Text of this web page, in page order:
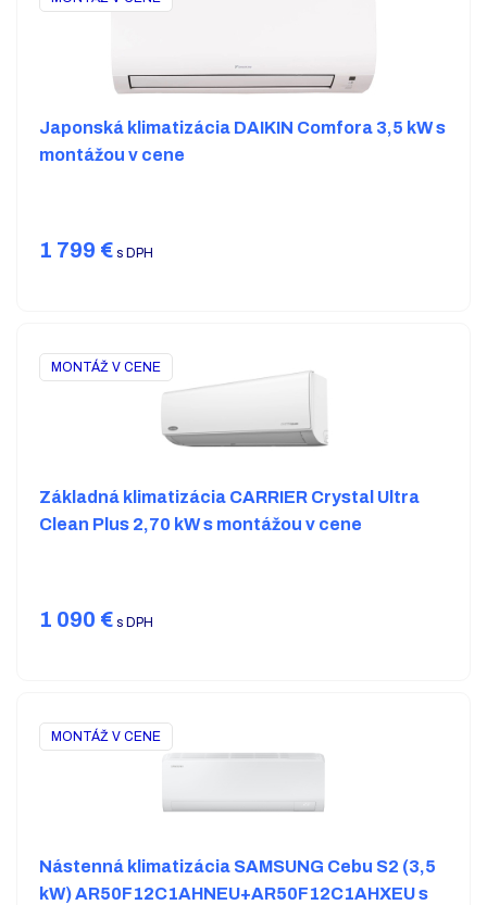
Japonská klimatizácia DAIKIN Comfora 3,5 kW s
montážou v cene
1 799 € s DPH
MONTÁŽ V CENE
Základná klimatizácia CARRIER Crystal Ultra
Clean Plus 2,70 kW s montážou v cene
1 090 € s DPH
MONTÁŽ V CENE
Nástenná klimatizácia SAMSUNG Cebu S2 (3,5
kW) AR50F12C1AHNEU+AR50F12C1AHXEU s